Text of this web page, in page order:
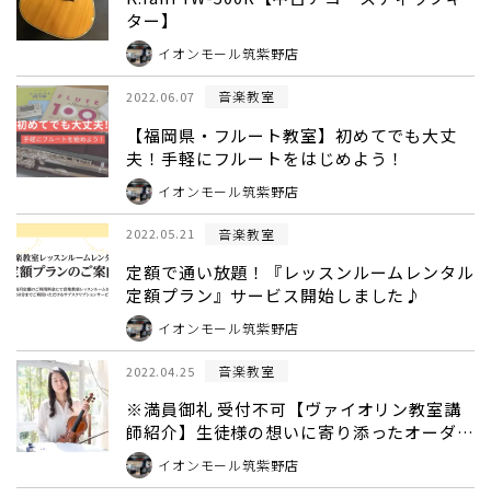
ター】
イオンモール筑紫野店
2022.06.07 音楽教室
【福岡県・フルート教室】初めてでも大丈
夫！手軽にフルートをはじめよう！
イオンモール筑紫野店
2022.05.21 音楽教室
定額で通い放題！『レッスンルームレンタル
定額プラン』サービス開始しました♪
イオンモール筑紫野店
2022.04.25 音楽教室
※満員御礼 受付不可【ヴァイオリン教室講
師紹介】生徒様の想いに寄り添ったオーダー
メイドレッスン 飯尾麻紀【福岡県筑紫野
市】
イオンモール筑紫野店